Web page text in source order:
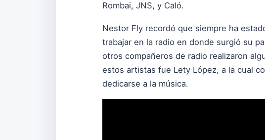
Rombai, JNS, y Caló.
Nestor Fly recordó que siempre ha
trabajar en la radio en donde surgió su
otros compañeros de radio realizaron
estos artistas fue Lety López, a la cual
dedicarse a la música.